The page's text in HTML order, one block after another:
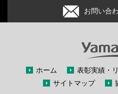
お問い合
ホーム 表彰実績・
サイトマップ